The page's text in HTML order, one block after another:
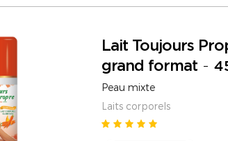
Lait Toujours
grand format-
Peau mixte
Laits corporels